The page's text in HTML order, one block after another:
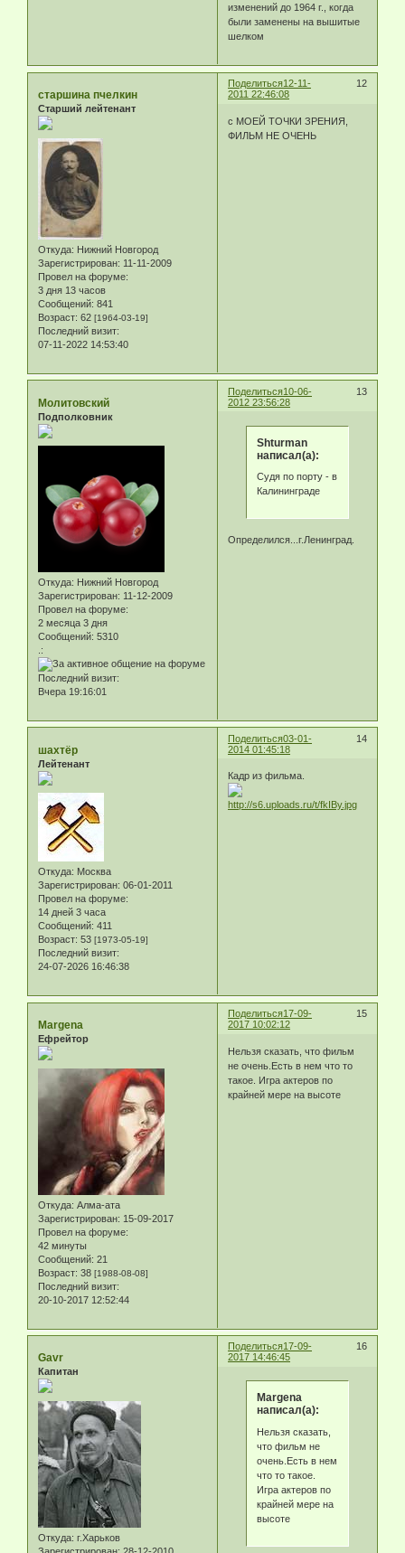
изменений до 1964 г., когда
были заменены на вышитые
шелком
Поделиться 12
12-11-
2011 22:46:08
старшина пчелкин
Старший лейтенант
Откуда: Нижний Новгород
Зарегистрирован: 11-11-2009
Провел на форуме:
3 дня 13 часов
Сообщений: 841
Возраст: 62 [1964-03-19]
Последний визит:
07-11-2022 14:53:40
с МОЕЙ ТОЧКИ ЗРЕНИЯ,
ФИЛЬМ НЕ ОЧЕНЬ
Поделиться 13
10-06-
2012 23:56:28
Молитовский
Подполковник
Откуда: Нижний Новгород
Зарегистрирован: 11-12-2009
Провел на форуме:
2 месяца 3 дня
Сообщений: 5310
.:
Последний визит:
Вчера 19:16:01
Shturman
написал(а):
Судя по порту - в
Калининграде
Определился...г.Ленинград.
Поделиться 14
03-01-
2014 01:45:18
шахтёр
Лейтенант
Откуда: Москва
Зарегистрирован: 06-01-2011
Провел на форуме:
14 дней 3 часа
Сообщений: 411
Возраст: 53 [1973-05-19]
Последний визит:
24-07-2026 16:46:38
Кадр из фильма.
Поделиться 15
17-09-
2017 10:02:12
Margena
Ефрейтор
Откуда: Алма-ата
Зарегистрирован: 15-09-2017
Провел на форуме:
42 минуты
Сообщений: 21
Возраст: 38 [1988-08-08]
Последний визит:
20-10-2017 12:52:44
Нельзя сказать, что фильм
не очень.Есть в нем что то
такое. Игра актеров по
крайней мере на высоте
Поделиться 16
17-09-
2017 14:46:45
Gavr
Капитан
Откуда: г.Харьков
Margena
написал(а):
Нельзя сказать,
что фильм не
очень.Есть в нем
что то такое.
Игра актеров по
крайней мере на
высоте